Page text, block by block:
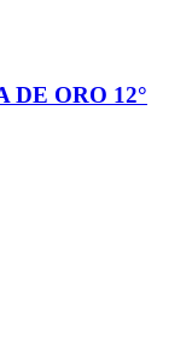
DE ORO 12°